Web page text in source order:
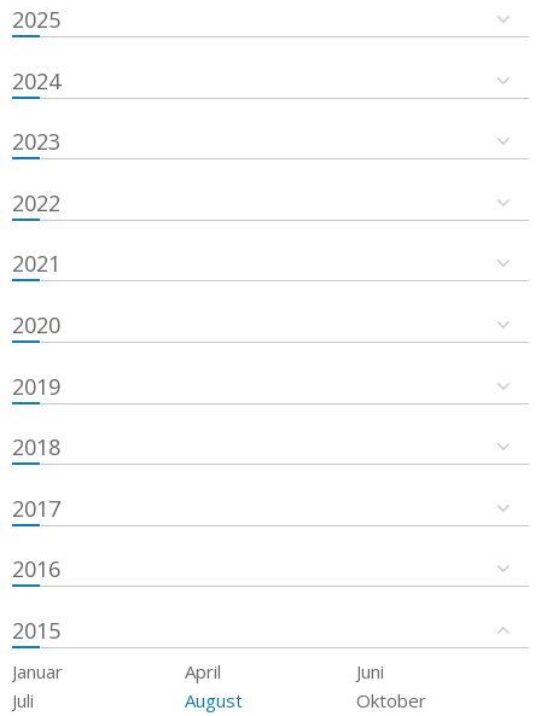
2025
2024
2023
2022
2021
2020
2019
2018
2017
2016
2015
Januar April
Juni
Juli
August
Oktober